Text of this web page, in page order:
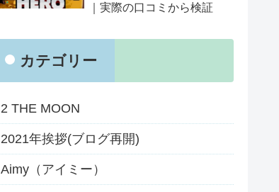
｜実際の口コミから検証
カテゴリー
2 THE MOON
2021年挨拶(ブログ再開)
Aimy（アイミー）